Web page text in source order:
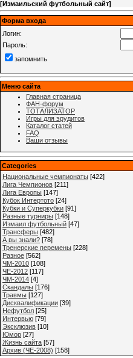
[Измаильский футбольный сайт]
Форма входа
Логин:
Пароль:
запомнить
Меню сайта
Главная страница
ФАН-форум
ТОТАЛИЗАТОР
Игры для эрудитов
Каталог статей
FAQ
Ваши отзывы
Categories
Национальные чемпионаты [422]
Лига Чемпионов [211]
Лига Европы [147]
Кубок Интертото [24]
Кубки и Суперкубки [91]
Разные турниры [148]
Измаил футбольный [47]
Трансферы [482]
А вы знали? [78]
Тренерские перемены [228]
Разное [562]
ЧМ-2010 [108]
ЧЕ-2012 [117]
ЧМ-2014 [4]
Cкандалы [176]
Травмы [127]
Дисквалификации [39]
Нефутбол [25]
Интервью [79]
Эксклюзив [10]
Юмор [27]
Жизнь сайта [57]
Архив (ЧЕ-2008) [158]